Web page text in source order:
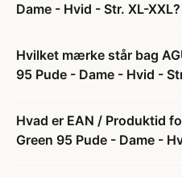
Dame - Hvid - Str. XL-XXL?
Hvilket mærke står bag
95 Pude - Dame - Hvid -
Hvad er EAN / Produktid
Green 95 Pude - Dame -